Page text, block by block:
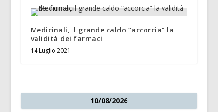
Medicinali, il grande caldo “accorcia” la
validità dei farmaci
14 Luglio 2021
10/08/2026